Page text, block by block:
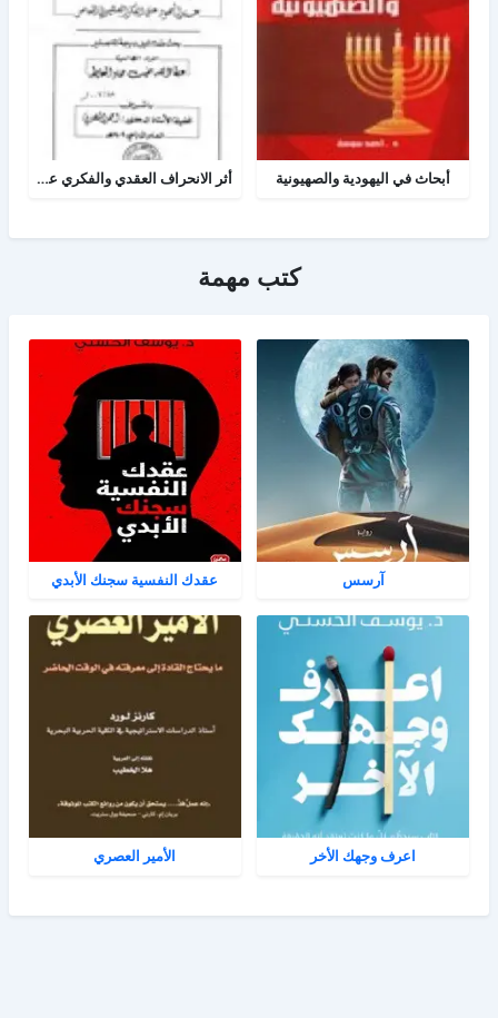
أبحاث في اليهودية والصهيونية أثر الانحراف العقدي والفكري عند اليهود على الفكر الصهيوني المعاصر
كتب مهمة
آرسس عقدك النفسية سجنك الأبدي
اعرف وجهك الأخر الأمير العصري